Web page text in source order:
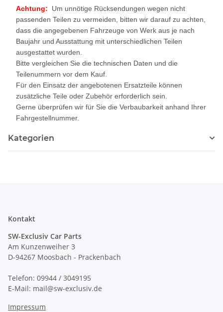
Achtung: Um unnötige Rücksendungen wegen nicht
passenden Teilen zu vermeiden, bitten wir darauf zu achten,
dass die angegebenen Fahrzeuge von Werk aus je nach
Baujahr und Ausstattung mit unterschiedlichen Teilen
ausgestattet wurden.
Bitte vergleichen Sie die technischen Daten und die
Teilenummern vor dem Kauf.
Für den Einsatz der angebotenen Ersatzteile können
zusätzliche Teile oder Zubehör erforderlich sein.
Gerne überprüfen wir für Sie die Verbaubarkeit anhand Ihrer
Fahrgestellnummer.
Kategorien
Kontakt
SW-Exclusiv Car Parts
Am Kunzenweiher 3
D-94267 Moosbach - Prackenbach
Telefon: 09944 / 3049195
E-Mail: mail@sw-exclusiv.de
Impressum